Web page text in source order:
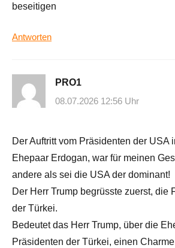
beseitigen
Antworten
PRO1
08.07.2026 12:56 Uhr
Der Auftritt vom Präsidenten der USA
Ehepaar Erdogan, war für meinen
andere als sei die USA der dominant!
Der Herr Trump begrüsste zuerst, die
der Türkei.
Bedeutet das Herr Trump, über die
Präsidenten der Türkei, einen